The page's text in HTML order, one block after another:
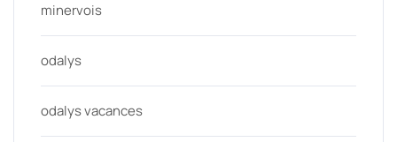
minervois
odalys
odalys vacances